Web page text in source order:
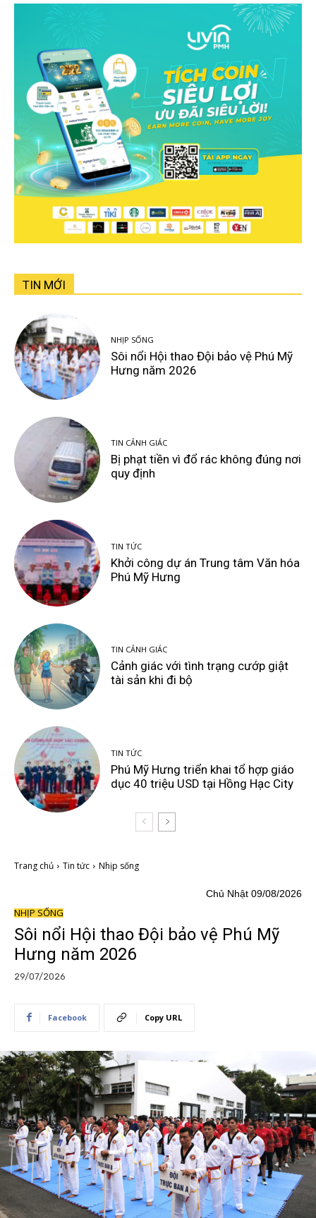
TIN MỚI
NHỊP SỐNG
Sôi nổi Hội thao Đội bảo vệ Phú Mỹ
Hưng năm 2026
TIN CẢNH GIÁC
Bị phạt tiền vì đổ rác không đúng nơi
quy định
TIN TỨC
Khởi công dự án Trung tâm Văn hóa
Phú Mỹ Hưng
TIN CẢNH GIÁC
Cảnh giác với tình trạng cướp giật
tài sản khi đi bộ
TIN TỨC
Phú Mỹ Hưng triển khai tổ hợp giáo
dục 40 triệu USD tại Hồng Hạc City